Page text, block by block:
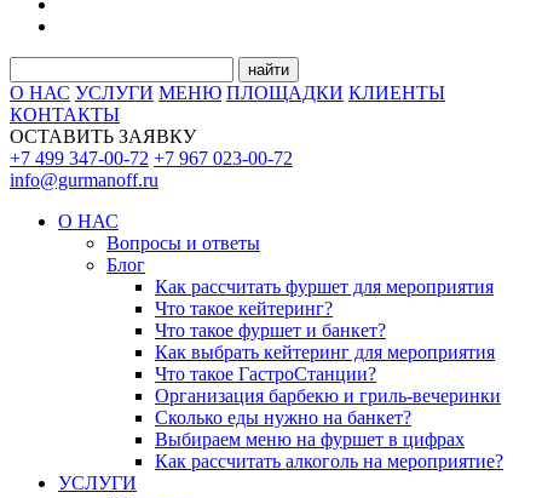
найти
О НАС УСЛУГИ МЕНЮ ПЛОЩАДКИ КЛИЕНТЫ
КОНТАКТЫ
ОСТАВИТЬ ЗАЯВКУ
+7 499 347-00-72 +7 967 023-00-72
info@gurmanoff.ru
О НАС
Вопросы и ответы
Блог
Как рассчитать фуршет для мероприятия
Что такое кейтеринг?
Что такое фуршет и банкет?
Как выбрать кейтеринг для мероприятия
Что такое ГастроСтанции?
Организация барбекю и гриль-вечеринки
Сколько еды нужно на банкет?
Выбираем меню на фуршет в цифрах
Как рассчитать алкоголь на мероприятие?
УСЛУГИ